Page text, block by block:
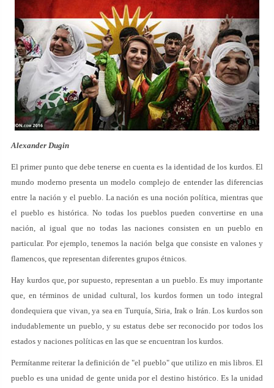
Alexander Dugin
El primer punto que debe tenerse en cuenta es la identidad de los kurdos. El
mundo moderno presenta un modelo complejo de entender las diferencias
entre la nación y el pueblo. La nación es una noción política, mientras que
el pueblo es histórica. No todas los pueblos pueden convertirse en una
nación, al igual que no todas las naciones consisten en un pueblo en
particular. Por ejemplo, tenemos la nación belga que consiste en valones y
flamencos, que representan diferentes grupos étnicos.
Hay kurdos que, por supuesto, representan a un pueblo. Es muy importante
que, en términos de unidad cultural, los kurdos formen un todo integral
dondequiera que vivan, ya sea en Turquía, Siria, Irak o Irán. Los kurdos son
indudablemente un pueblo, y su estatus debe ser reconocido por todos los
estados y naciones políticas en las que se encuentran los kurdos.
Permítanme reiterar la definición de "el pueblo" que utilizo en mis libros. El
pueblo es una unidad de gente unida por el destino histórico. Es la unidad